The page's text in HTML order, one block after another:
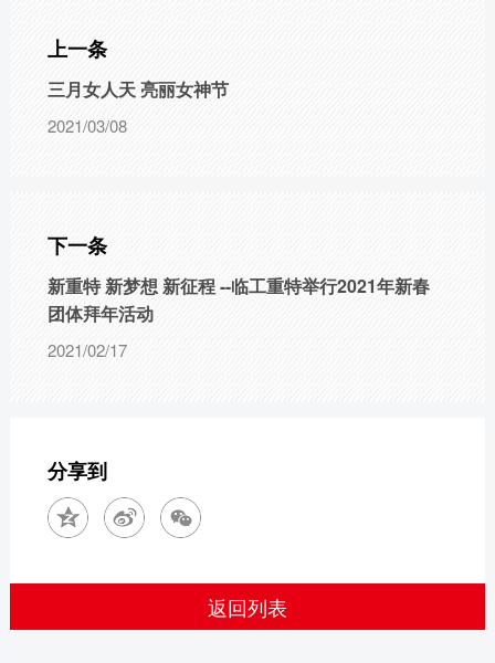
上一条
三月女人天 亮丽女神节
2021/03/08
下一条
新重特 新梦想 新征程 --临工重特举行2021年新春
团体拜年活动
2021/02/17
分享到
返回列表